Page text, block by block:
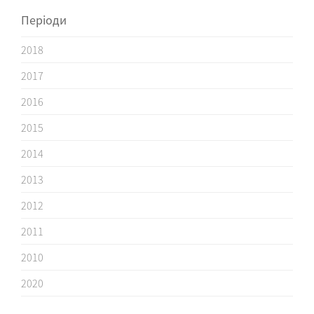
Періоди
2018
2017
2016
2015
2014
2013
2012
2011
2010
2020